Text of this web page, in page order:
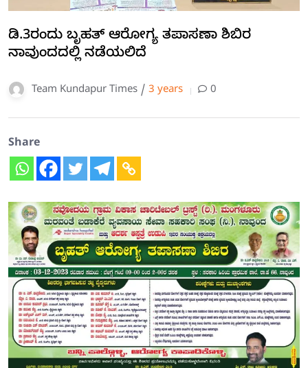
ಡಿ.3ರಂದು ಬೃಹತ್ ಆರೋಗ್ಯ ತಪಾಸಣಾ ಶಿಬಿರ
ನಾವುಂದದಲ್ಲಿ ನಡೆಯಲಿದೆ
Team Kundapur Times / 3 years 0
Share